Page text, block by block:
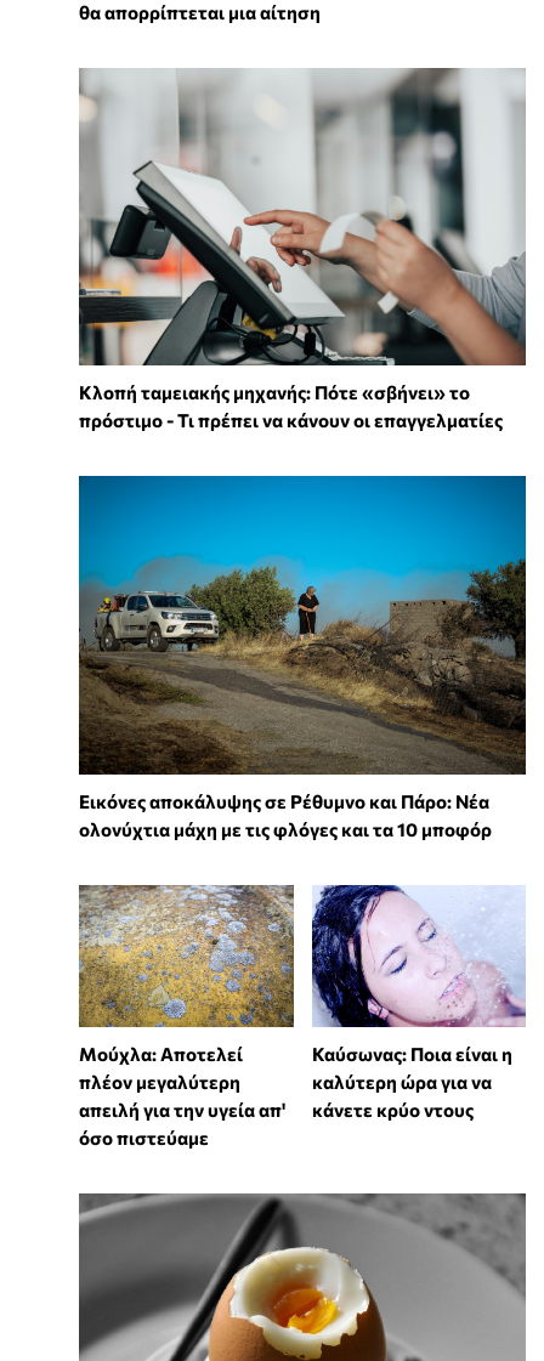
θα απορρίπτεται μια αίτηση
Κλοπή ταμειακής μηχανής: Πότε «σβήνει» το
πρόστιμο - Τι πρέπει να κάνουν οι επαγγελματίες
Εικόνες αποκάλυψης σε Ρέθυμνο και Πάρο: Νέα
ολονύχτια μάχη με τις φλόγες και τα 10 μποφόρ
Μούχλα: Αποτελεί
πλέον μεγαλύτερη
απειλή για την υγεία απ'
όσο πιστεύαμε
Καύσωνας: Ποια είναι η
καλύτερη ώρα για να
κάνετε κρύο ντους